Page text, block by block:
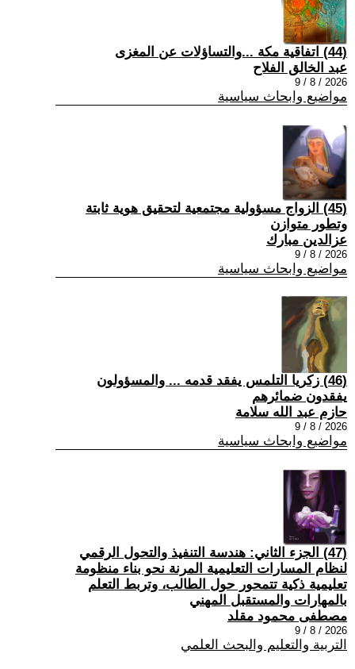
(44) اتفاقية مكة ...والتساؤلات عن المغزى
عبد الخالق الفلاح
2026 / 8 / 9
مواضيع وابحاث سياسية
(45) الزواج مسؤولية مجتمعية لتحقيق هوية ثابتة
وتطور متوازن
عزالدين مبارك
2026 / 8 / 9
مواضيع وابحاث سياسية
(46) زكريا التلمس يفقد قدمه ... والمسؤولون
يفقدون ضمائرهم
حازم عبد الله سلامة
2026 / 8 / 9
مواضيع وابحاث سياسية
(47) الجزء الثاني: هندسة التنفيذ والتحول الرقمي
لنظام المسارات التعليمية المرنة نحو بناء منظومة
تعليمية ذكية تتمحور حول الطالب، وتربط التعلم
بالمهارات والمستقبل المهني
مصطفى محمود مقلد
2026 / 8 / 9
التربية والتعليم والبحث العلمي